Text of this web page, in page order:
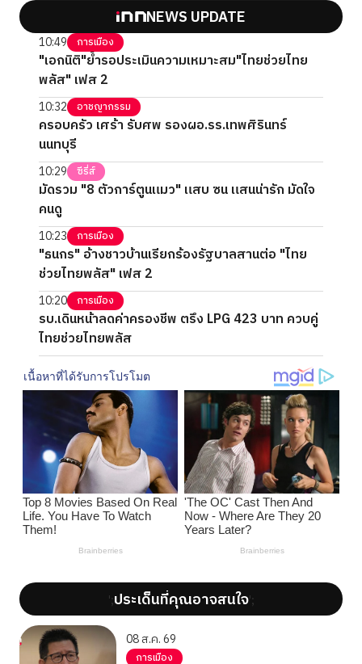
NEWS UPDATE
10:49 การเมือง
"เอกนิติ"ย้ำรอประเมินความเหมาะสม"ไทยช่วยไทย
พลัส" เฟส 2
10:32 อาชญากรรม
ครอบครัว เศร้า รับศพ รองผอ.รร.เทพศิรินทร์
นนทบุรี
10:29 ซีรี่ส์
มัดรวม "8 ตัวการ์ตูนแมว" แสบ ซน แสนน่ารัก มัดใจ
คนดู
10:23 การเมือง
"ธนกร" อ้างชาวบ้านเรียกร้องรัฐบาลสานต่อ "ไทย
ช่วยไทยพลัส" เฟส 2
10:20 การเมือง
รบ.เดินหน้าลดค่าครองชีพ ตรึง LPG 423 บาท ควบคู่
ไทยช่วยไทยพลัส
';ประเด็นที่คุณอาจสนใจ';
08 ส.ค. 69
การเมือง